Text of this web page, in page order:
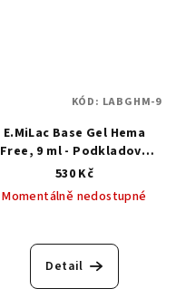
E.MiLac Base Gel Hema
Free, 9 ml - Podkladová
báze bez HEMA
530 Kč
Momentálně nedostupné
Detail
KÓD: LABGHM-9